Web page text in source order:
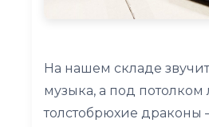
На нашем складе
музыка, а под потолком
толстобрюхие